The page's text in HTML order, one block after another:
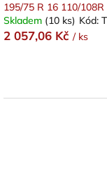
195/75 R 16 110/
Skladem (10 ks) Kód:
2 057,06 Kč / ks